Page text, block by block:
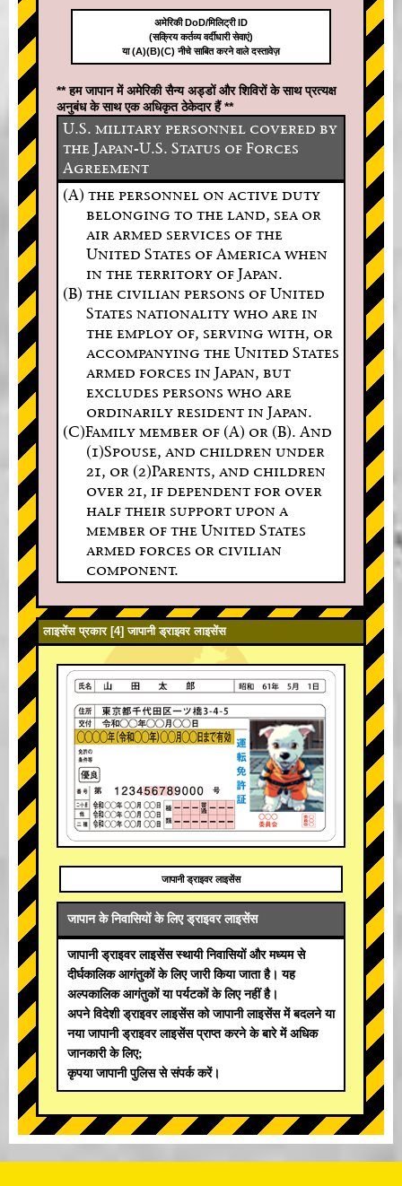
अमेरिकी DoD/मिलिट्री ID
(सक्रिय कर्तव्य वर्दीधारी सेवाएं)
या (A)(B)(C) नीचे साबित करने वाले दस्तावेज़
** हम जापान में अमेरिकी सैन्य अड्डों और शिविरों के साथ प्रत्यक्ष
अनुबंध के साथ एक अधिकृत ठेकेदार हैं **
U.S. military personnel covered by
the Japan-U.S. Status of Forces
Agreement
(A) the personnel on active duty
belonging to the land, sea or
air armed services of the
United States of America when
in the territory of Japan.
(B) the civilian persons of United
States nationality who are in
the employ of, serving with, or
accompanying the United States
armed forces in Japan, but
excludes persons who are
ordinarily resident in Japan.
(C)Family member of (A) or (B). And
(1)Spouse, and children under
21, or (2)Parents, and children
over 21, if dependent for over
half their support upon a
member of the United States
armed forces or civilian
component.
लाइसेंस प्रकार [4] जापानी ड्राइवर लाइसेंस
जापानी ड्राइवर लाइसेंस
जापान के निवासियों के लिए ड्राइवर लाइसेंस
जापानी ड्राइवर लाइसेंस स्थायी निवासियों और मध्यम से
दीर्घकालिक आगंतुकों के लिए जारी किया जाता है। यह
अल्पकालिक आगंतुकों या पर्यटकों के लिए नहीं है।
अपने विदेशी ड्राइवर लाइसेंस को जापानी लाइसेंस में बदलने या
नया जापानी ड्राइवर लाइसेंस प्राप्त करने के बारे में अधिक
जानकारी के लिए;
कृपया जापानी पुलिस से संपर्क करें।